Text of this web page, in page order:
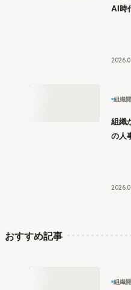
AI時
2026.
組織
組織
の人
2026.
おすすめ記事
組織